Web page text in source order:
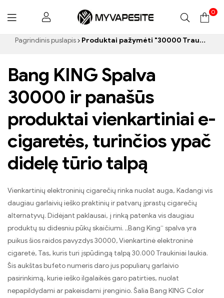
Myvapesite.de
0
Pagrindinis puslapis Produktai pažymėti "30000 Traukiniai elektroninės cigaretės”
Bang KING Spalva
30000 ir panašūs
produktai vienkartiniai e-
cigaretės, turinčios ypač
didelę tūrio talpą
Vienkartinių elektroninių cigarečių rinka nuolat auga, Kadangi vis
daugiau garlaivių ieško praktinių ir patvarų įprastų cigarečių
alternatyvų. Didėjant paklausai, į rinką patenka vis daugiau
produktų su didesniu pūkų skaičiumi. „Bang King“ spalva yra
puikus šios raidos pavyzdys 30000, Vienkartinė elektroninė
cigaretė, Tas, kuris turi įspūdingą talpą 30.000 Traukiniai laukia.
Šis aukštas bufeto numeris daro jus populiarų garlaivio
pasirinkimą, kurie ieško ilgalaikės garo patirties, nuolat
nepapildydami ar pakeisdami įrenginio. Šalia Bang KING Color